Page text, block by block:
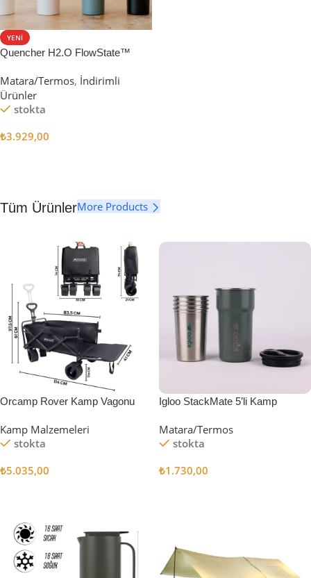
YENI
Quencher H2.O FlowState™
Matara/Termos, İndirimli
Ürünler
stokta
₺3.929,00
Tüm ÜrünlerMore Products
Orcamp Rover Kamp Vagonu
Kamp Malzemeleri
stokta
₺5.035,00
Igloo StackMate 5’li Kamp
Matara/Termos
stokta
₺1.730,00